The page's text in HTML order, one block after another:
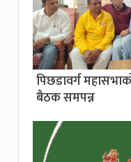
पिछडावर्ग
बैठक समपन्न